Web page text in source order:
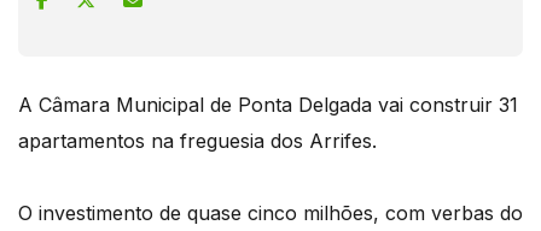
A Câmara Municipal de Ponta Delgada vai construir 31
apartamentos na freguesia dos Arrifes.
O investimento de quase cinco milhões, com verbas do